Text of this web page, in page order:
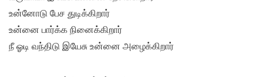
உன்னோடு பேச துடிக்கிறார்
உன்னை பார்க்க நினைக்கிறார்
நீ ஓடி வந்திடு இயேசு உன்னை அழைக்கிறார்